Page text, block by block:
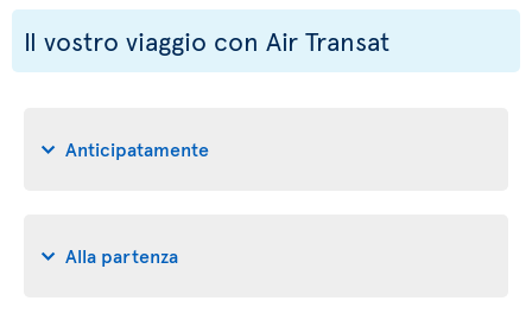
Il vostro viaggio con Air Transat
Anticipatamente
Alla partenza